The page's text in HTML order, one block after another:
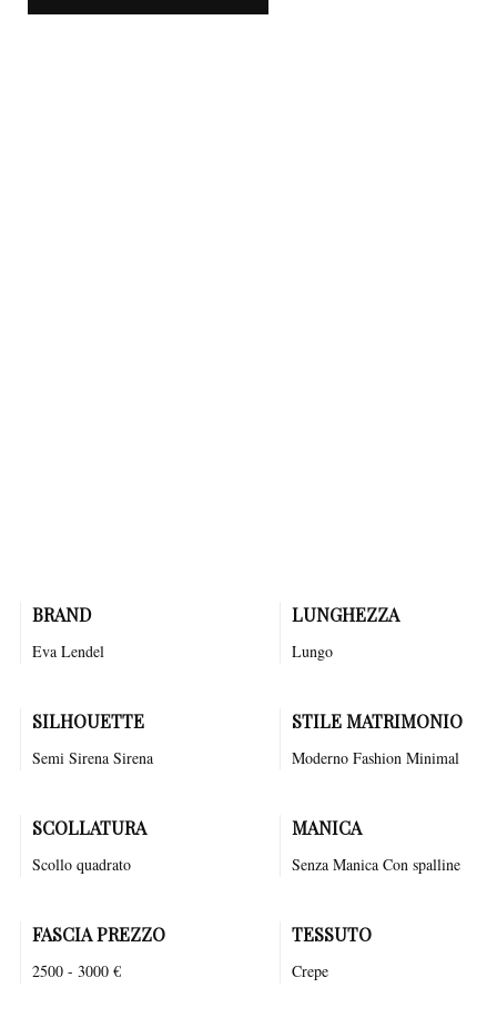
BRAND
Eva Lendel
LUNGHEZZA
Lungo
SILHOUETTE
Semi Sirena Sirena
STILE MATRIMONIO
Moderno Fashion Minimal
SCOLLATURA
Scollo quadrato
MANICA
Senza Manica Con spalline
FASCIA PREZZO
2500 - 3000 €
TESSUTO
Crepe